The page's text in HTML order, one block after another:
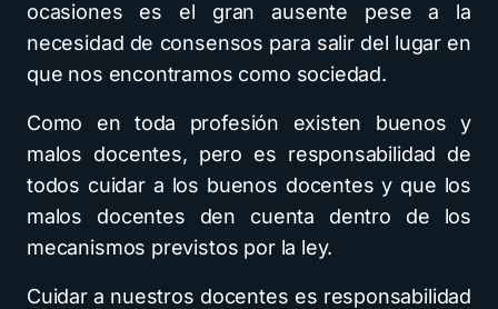
ocasiones es el gran ausente pese a la
necesidad de consensos para salir del lugar en
que nos encontramos como sociedad.
Como en toda profesión existen buenos y
malos docentes, pero es responsabilidad de
todos cuidar a los buenos docentes y que los
malos docentes den cuenta dentro de los
mecanismos previstos por la ley.
Cuidar a nuestros docentes es responsabilidad